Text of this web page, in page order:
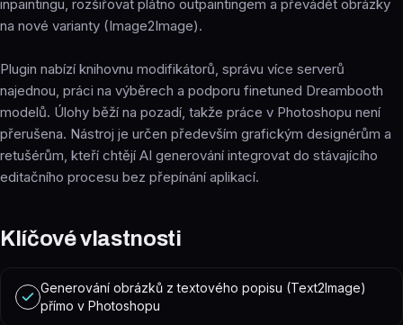
inpaintingu, rozšiřovat plátno outpaintingem a převádět obrázky
na nové varianty (Image2Image).
Plugin nabízí knihovnu modifikátorů, správu více serverů
najednou, práci na výběrech a podporu finetuned Dreambooth
modelů. Úlohy běží na pozadí, takže práce v Photoshopu není
přerušena. Nástroj je určen především grafickým designérům a
retušérům, kteří chtějí AI generování integrovat do stávajícího
editačního procesu bez přepínání aplikací.
Klíčové vlastnosti
Generování obrázků z textového popisu (Text2Image)
přímo v Photoshopu